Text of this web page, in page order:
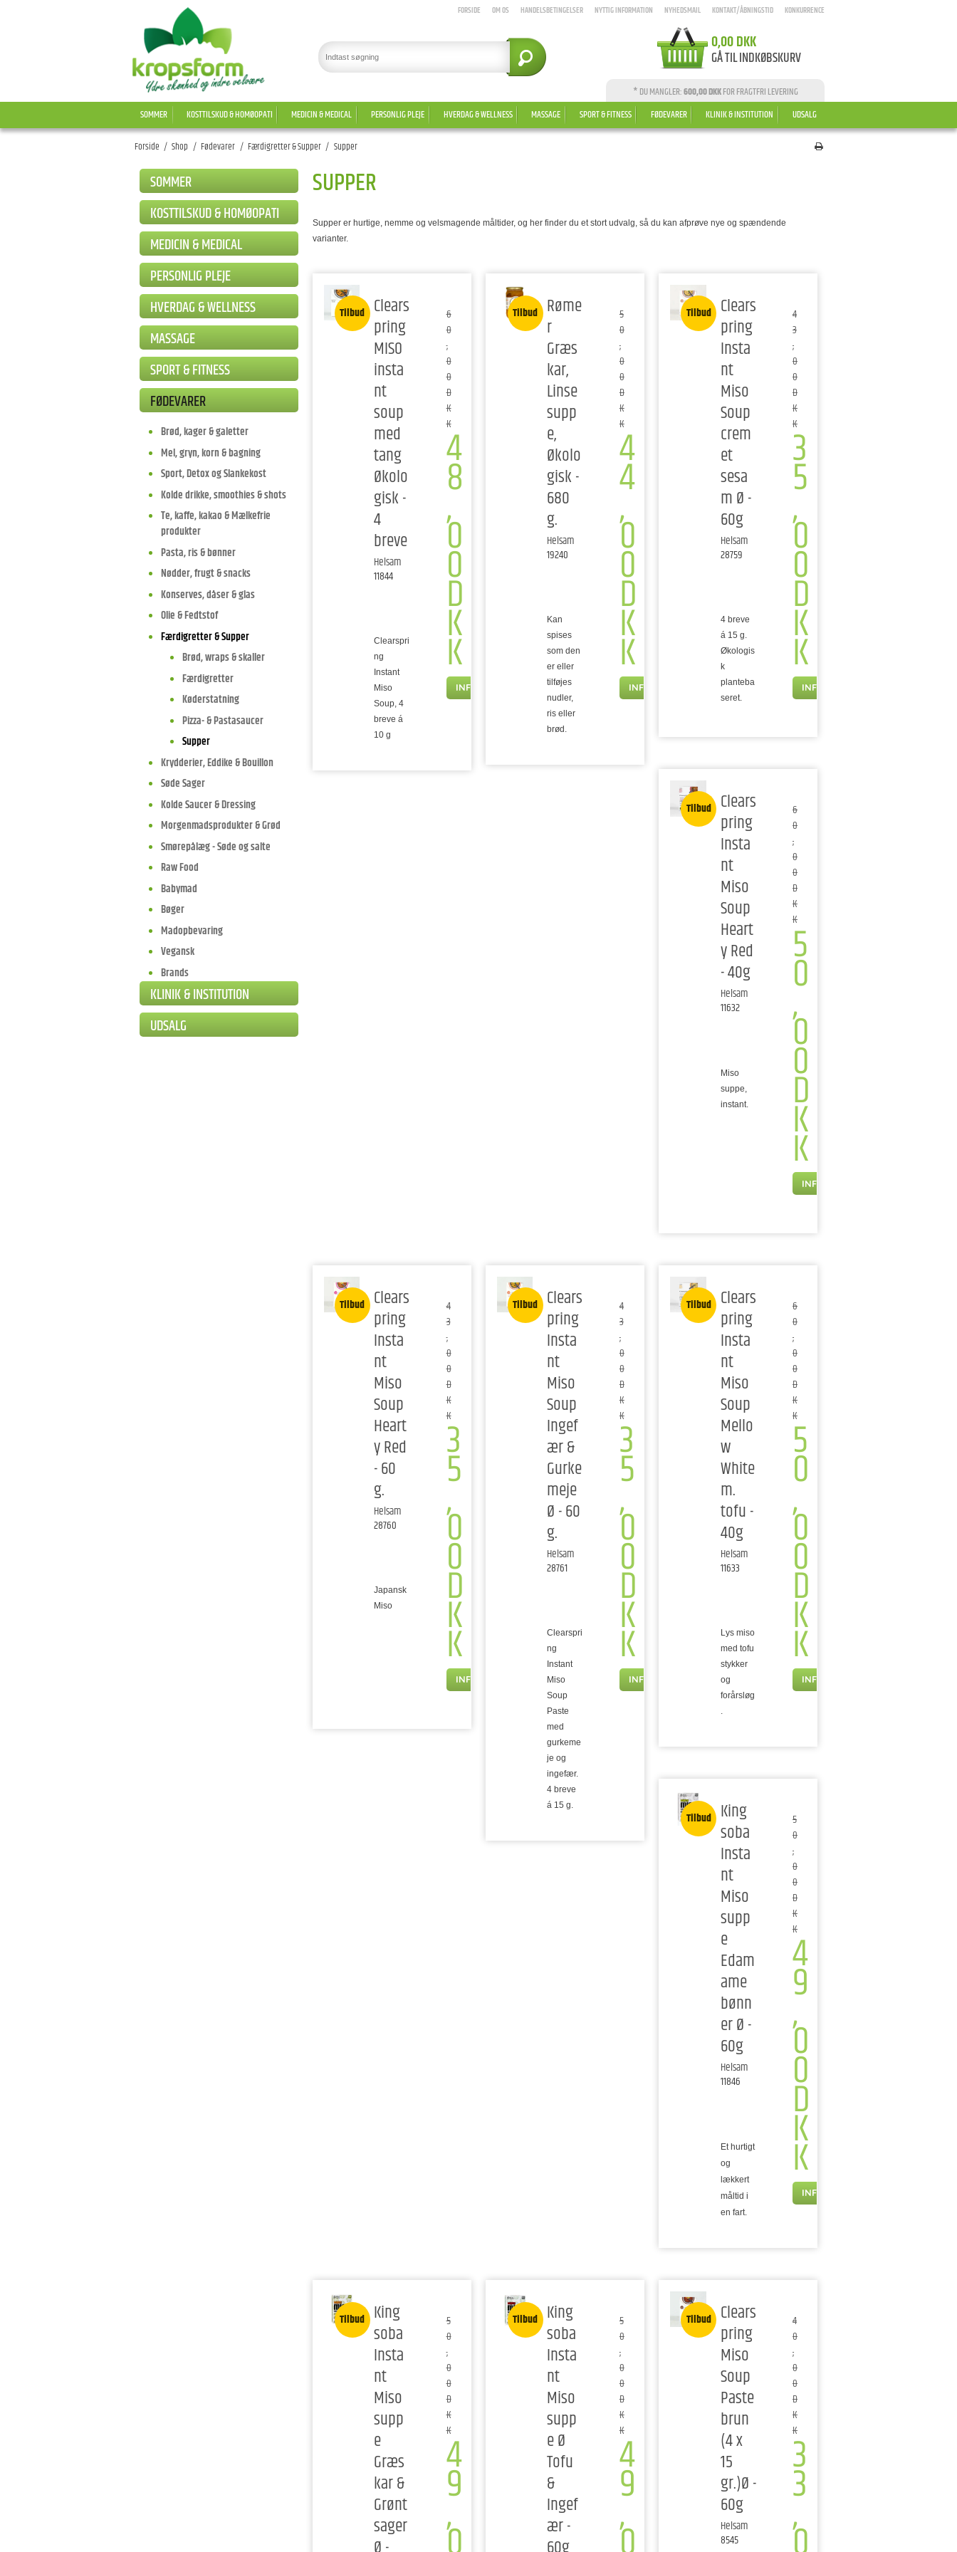
FORSIDE OM OS HANDELSBETINGELSER NYTTIG INFORMATION NYHEDSMAIL KONTAKT/ÅBNINGSTID KONKURRENCE
0,00 DKK
GÅ TIL INDKØBSKURV
* DU MANGLER:600,00 DKKFOR FRAGTFRI LEVERING
SOMMER KOSTTILSKUD & HOMØOPATI MEDICIN & MEDICAL PERSONLIG PLEJE HVERDAG & WELLNESS MASSAGE SPORT & FITNESS FØDEVARER KLINIK & INSTITUTION UDSALG
Forside / Shop / Fødevarer / Færdigretter & Supper / Supper
SOMMER
KOSTTILSKUD & HOMØOPATI
MEDICIN & MEDICAL
PERSONLIG PLEJE
HVERDAG & WELLNESS
MASSAGE
SPORT & FITNESS
FØDEVARER
Brød, kager & galetter
Mel, gryn, korn & bagning
Sport, Detox og Slankekost
Kolde drikke, smoothies & shots
Te, kaffe, kakao & Mælkefrie
produkter
Pasta, ris & bønner
Nødder, frugt & snacks
Konserves, dåser & glas
Olie & Fedtstof
Færdigretter & Supper
Brød, wraps & skaller
Færdigretter
Køderstatning
Pizza- & Pastasaucer
Supper
Krydderier, Eddike & Bouillon
Søde Sager
Kolde Saucer & Dressing
Morgenmadsprodukter & Grød
Smørepålæg - Søde og salte
Raw Food
Babymad
Bøger
Madopbevaring
Vegansk
Brands
KLINIK & INSTITUTION
UDSALG
SUPPER
Supper er hurtige, nemme og velsmagende måltider, og her finder du et stort udvalg, så du kan afprøve nye og spændende
varianter.
Tilbud Clears
pring
MISO
insta
nt
soup
med
tang
Økolo
gisk -
4
breve
Helsam
11844
Clearspri
ng
Instant
Miso
Soup, 4
breve á
10 g
6
0
,
0
0
D
K
K
4
8
,
0
0
D
K
K
INFO
Tilbud Røme
r
Græs
kar,
Linse
supp
e,
Økolo
gisk -
680
g.
Helsam
19240
Kan
spises
som den
er eller
tilføjes
nudler,
ris eller
brød.
5
0
,
0
0
D
K
K
4
4
,
0
0
D
K
K
INFO
Tilbud Clears
pring
Insta
nt
Miso
Soup
crem
et
sesa
m Ø -
60g
Helsam
28759
4 breve
á 15 g.
Økologis
k
planteba
seret.
4
3
,
0
0
D
K
K
3
5
,
0
0
D
K
K
INFO
Tilbud Clears
pring
Insta
nt
Miso
Soup
Heart
y Red
- 40g
Helsam
11632
Miso
suppe,
instant.
6
0
,
0
0
D
K
K5
0
,
0
0
D
K
K
INFO
Tilbud Clears
pring
Insta
nt
Miso
Soup
Heart
y Red
- 60
g.
Helsam
28760
Japansk
Miso
4
3
,
0
0
D
K
K
3
5
,
0
0
D
K
K
INFO
Tilbud Clears
pring
Insta
nt
Miso
Soup
Ingef
ær &
Gurke
meje
Ø - 60
g.
Helsam
28761
Clearspri
ng
Instant
Miso
Soup
Paste
med
gurkeme
je og
ingefær.
4 breve
á 15 g.
4
3
,
0
0
D
K
K
3
5
,
0
0
D
K
K
INFO
Tilbud Clears
pring
Insta
nt
Miso
Soup
Mello
w
White
m.
tofu -
40g
Helsam
11633
Lys miso
med tofu
stykker
og
forårsløg
.
6
0
,
0
0
D
K
K5
0
,
0
0
D
K
K
INFO
Tilbud King
soba
Insta
nt
Miso
supp
e
Edam
ame
bønn
er Ø -
60g
Helsam
11846
Et hurtigt
og
lækkert
måltid i
en fart.
5
0
,
0
0
D
K
K
4
9
,
0
0
D
K
K
INFO
Tilbud King
soba
Insta
nt
Miso
supp
e
Græs
kar &
Grønt
sager
5
0
,
0
0
D
K
K
4
9
,
Tilbud King
soba
Insta
nt
Miso
supp
e Ø
Tofu
&
Ingef
ær -
5
0
,
0
0
D
K
K
4
9
,
Tilbud Clears
pring
Miso
Soup
Paste
brun
(4 x
15
gr.)Ø -
60g
Helsam
8545
4
0
,
0
0
D
K
K
3
3
,